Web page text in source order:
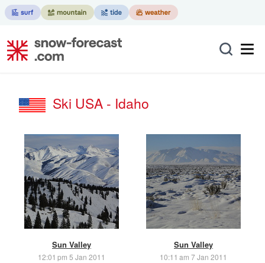
Ski USA - Idaho
Sun Valley
12:01 pm 5 Jan 2011
Sun Valley
10:11 am 7 Jan 2011